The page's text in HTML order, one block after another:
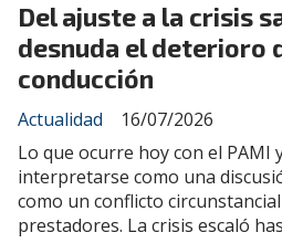
Del ajuste a la crisis
desnuda el deterioro
conducción
Actualidad
16/07/2026
Lo que ocurre hoy con el PAMI
interpretarse como una
como un conflicto
prestadores. La crisis escaló